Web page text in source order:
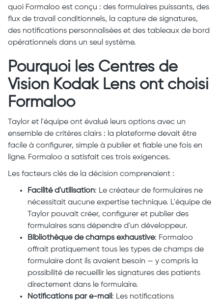
quoi Formaloo est conçu : des formulaires puissants, des
flux de travail conditionnels, la capture de signatures,
des notifications personnalisées et des tableaux de bord
opérationnels dans un seul système.
Pourquoi les Centres de
Vision Kodak Lens ont choisi
Formaloo
Taylor et l'équipe ont évalué leurs options avec un
ensemble de critères clairs : la plateforme devait être
facile à configurer, simple à publier et fiable une fois en
ligne. Formaloo a satisfait ces trois exigences.
Les facteurs clés de la décision comprenaient :
Facilité d'utilisation: Le créateur de formulaires ne
nécessitait aucune expertise technique. L'équipe de
Taylor pouvait créer, configurer et publier des
formulaires sans dépendre d'un développeur.
Bibliothèque de champs exhaustive: Formaloo
offrait pratiquement tous les types de champs de
formulaire dont ils avaient besoin — y compris la
possibilité de recueillir les signatures des patients
directement dans le formulaire.
Notifications par e-mail : Les notifications